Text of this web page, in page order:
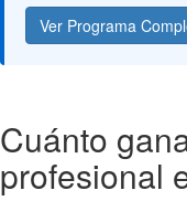
Ver Programa
Cuánto
profesional